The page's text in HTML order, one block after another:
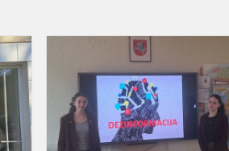
Dalyvavome
Nacionaliniame
geografijos
konkurse